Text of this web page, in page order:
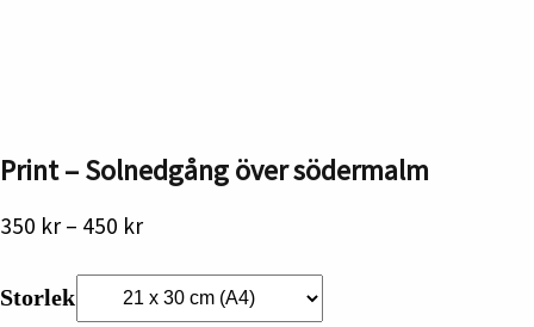
Print – Solnedgång över södermalm
350 kr – 450 krPrisintervall:
till
450 kr
Storlek